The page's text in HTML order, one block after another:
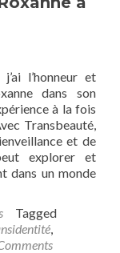
l’honneur et
dans son
à la fois
Transbeauté,
et de
explorer et
dans un monde
Tagged
,